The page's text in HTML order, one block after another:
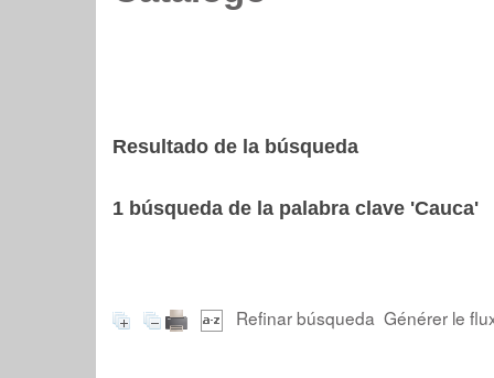
Resultado de la búsqueda
1 búsqueda de la palabra clave 'Cauca'
Refinar búsqueda Générer le